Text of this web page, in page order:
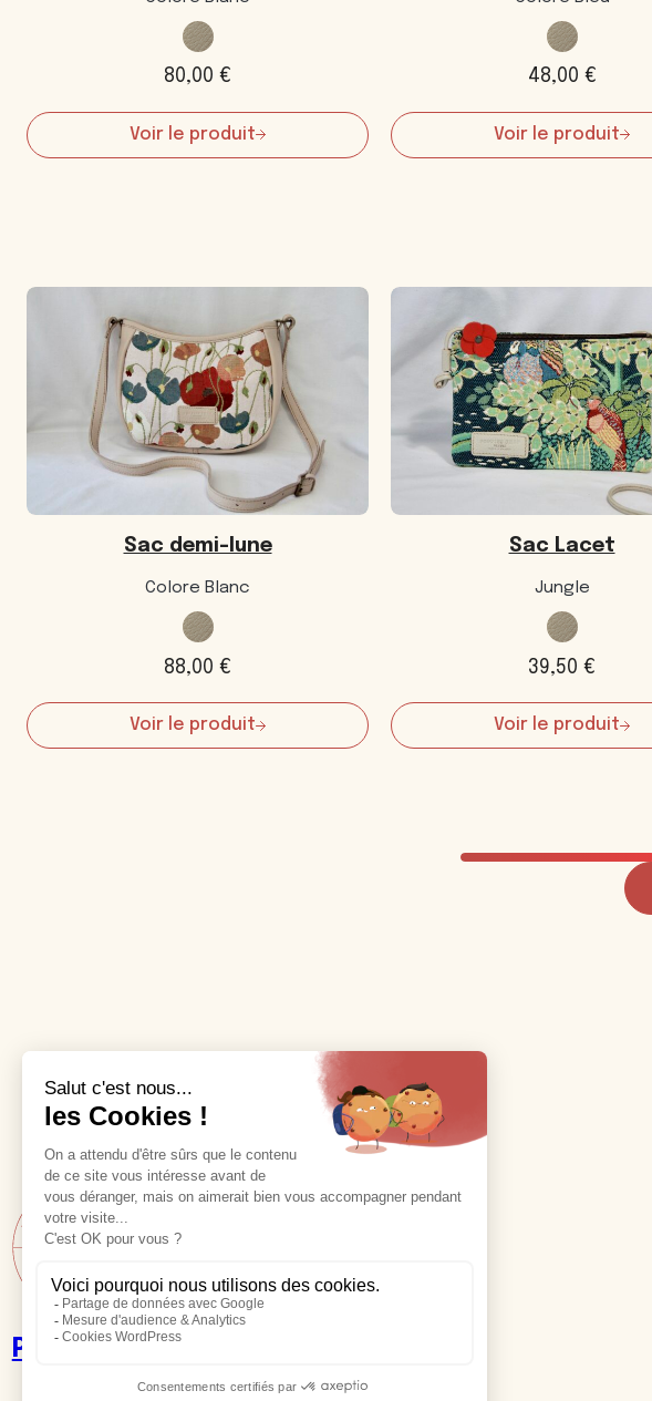
80,00 €
Voir le produit
:
Sac
48,00 €
Voir le produit
:
Sac
Sac demi-lune
Colore Blanc
88,00 €
Voir le produit
:
Sac
Sac Lacet
Jungle
39,50 €
Voir le produit
:
Sac
Poppies Shop